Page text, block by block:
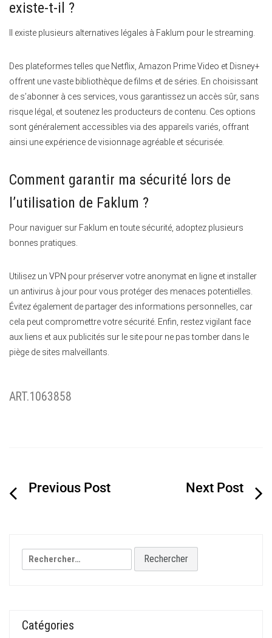
existe-t-il ?
Il existe plusieurs alternatives légales à Faklum pour le streaming.
Des plateformes telles que Netflix, Amazon Prime Video et Disney+
offrent une vaste bibliothèque de films et de séries. En choisissant
de s’abonner à ces services, vous garantissez un accès sûr, sans
risque légal, et soutenez les producteurs de contenu. Ces options
sont généralement accessibles via des appareils variés, offrant
ainsi une expérience de visionnage agréable et sécurisée.
Comment garantir ma sécurité lors de
l’utilisation de Faklum ?
Pour naviguer sur Faklum en toute sécurité, adoptez plusieurs
bonnes pratiques.
Utilisez un VPN pour préserver votre anonymat en ligne et installer
un antivirus à jour pour vous protéger des menaces potentielles.
Évitez également de partager des informations personnelles, car
cela peut compromettre votre sécurité. Enfin, restez vigilant face
aux liens et aux publicités sur le site pour ne pas tomber dans le
piège de sites malveillants.
ART.1063858
Navigation
Rechercher :
Catégories